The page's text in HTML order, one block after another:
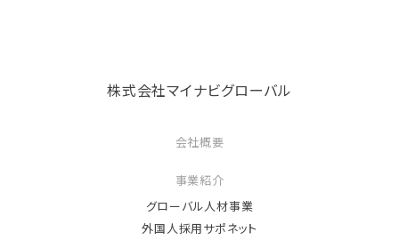
株式会社マイナビグローバル
会社概要
事業紹介
グローバル人材事業
外国人採用サポネット